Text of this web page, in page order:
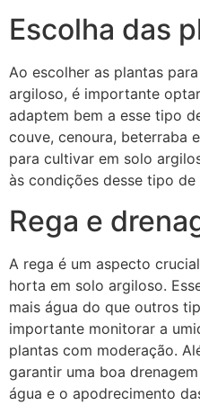
Escolha das
Ao escolher as plantas
argiloso, é importante
adaptem bem a esse tipo
couve, cenoura, beterraba
para cultivar em solo
às condições desse tipo de
Rega e
A rega é um aspecto
horta em solo argiloso.
mais água do que outros
importante monitorar a
plantas com moderação.
garantir uma boa
água e o apodrecimento